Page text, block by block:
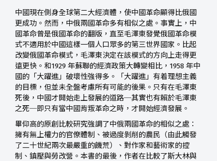
中國現在側身全球第二大經濟體，使中國革命顯得比俄國
更成功。然而，中俄兩國革命多有相似之處。事實上，中
國革命曾是俄國革命的翻版，直至毛澤東發覺俄國革命模
式不適用於中國這樣一個人口眾多的第三世界國家。比起
改變俄國革命模式，毛澤東決定在該模式的方向上走得更
遠更快。和1929 年蘇聯的經濟政策大轉變相比，1958 年中
國的「大躍進」破壞性強得多。「大躍進」有着理想主義
的目標，但並未全盤考慮所有可能的後果。只有在毛澤東
死後，中國才開始走上發展的道路─其實也有賴於毛澤東
之死─即只有當中國背叛革命之時，才開始經濟發展。
畢仰高的原創比較研究強調了中俄兩國革命的相似之處：
擁有無上權力的官僚體制、被過度剝削的農民（由此觸發
了二十世紀兩次最嚴重的饑荒）、對作家和藝術家的控
制、鎮壓與勞改營。本書的最後，作者在比較了斯大林與